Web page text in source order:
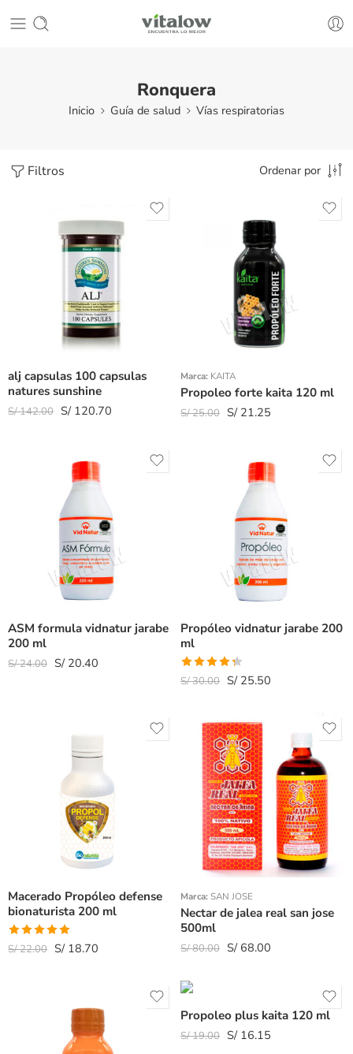
Ronquera
Inicio Guía de salud Vías respiratorias
Filtros Ordenar por
alj capsulas 100 capsulas
natures sunshine
S/142.00 S/120.70
Marca: KAITA
Propoleo forte kaita 120 ml
S/25.00 S/21.25
ASM formula vidnatur jarabe
200 ml
S/24.00 S/20.40
Propóleo vidnatur jarabe 200
ml
Valorado
S/30.00 S/25.50
Macerado Propóleo defense
bionaturista 200 ml
Valorado
S/22.00 S/18.70
Marca: SAN JOSE
Nectar de jalea real san jose
500ml
S/80.00 S/68.00
Propoleo plus kaita 120 ml
S/19.00 S/16.15